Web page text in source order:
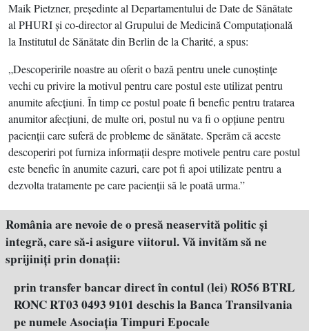
Maik Pietzner, preşedinte al Departamentului de Date de Sănătate
al PHURI şi co-director al Grupului de Medicină Computaţională
la Institutul de Sănătate din Berlin de la Charité, a spus:
„Descoperirile noastre au oferit o bază pentru unele cunoştinţe
vechi cu privire la motivul pentru care postul este utilizat pentru
anumite afecţiuni. În timp ce postul poate fi benefic pentru tratarea
anumitor afecţiuni, de multe ori, postul nu va fi o opţiune pentru
pacienţii care suferă de probleme de sănătate. Sperăm că aceste
descoperiri pot furniza informaţii despre motivele pentru care postul
este benefic în anumite cazuri, care pot fi apoi utilizate pentru a
dezvolta tratamente pe care pacienţii să le poată urma.”
România are nevoie de o presă neaservită politic şi
integră, care să-i asigure viitorul. Vă invităm să ne
sprijiniţi prin donaţii:
prin transfer bancar direct în contul (lei) RO56 BTRL
RONC RT03 0493 9101 deschis la Banca Transilvania
pe numele Asociația Timpuri Epocale